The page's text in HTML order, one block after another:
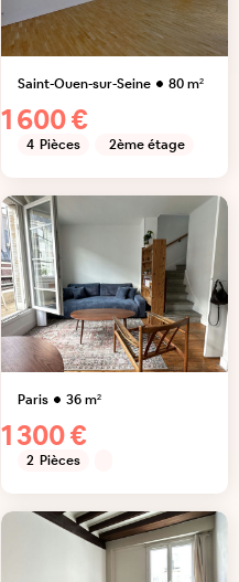
Saint-Ouen-sur-Seine 80m²
1 600 €
4 Pièces 2ème étage
Paris 36m²
1 300 €
2 Pièces